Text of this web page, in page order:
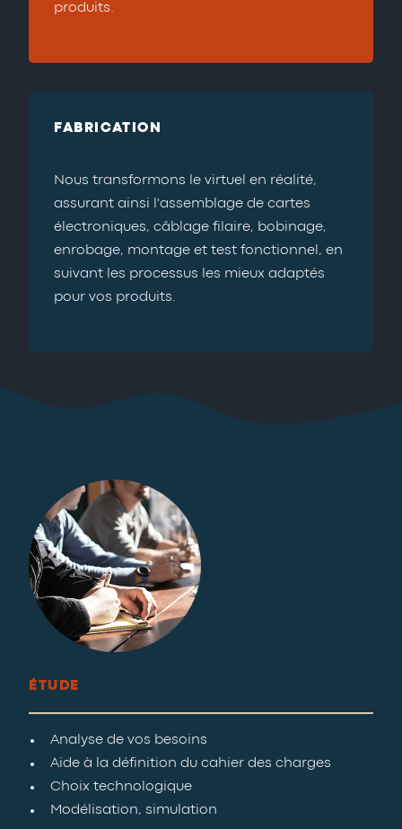
produits.
FABRICATION
Nous transformons le virtuel en réalité,
assurant ainsi l'assemblage de cartes
électroniques, câblage filaire, bobinage,
enrobage, montage et test fonctionnel, en
suivant les processus les mieux adaptés
pour vos produits.
ÉTUDE
Analyse de vos besoins
Aide à la définition du cahier des charges
Choix technologique
Modélisation, simulation